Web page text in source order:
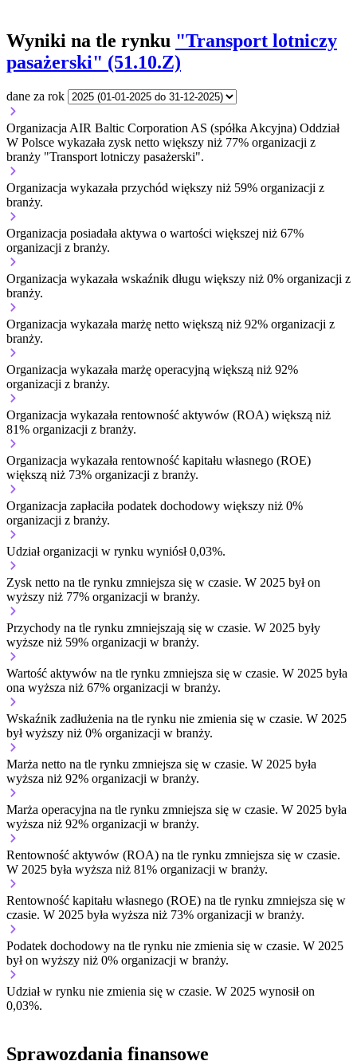
Wyniki na tle rynku "Transport lotniczy
pasażerski" (51.10.Z)
dane za rok
Organizacja AIR Baltic Corporation AS (spółka Akcyjna) Oddział
W Polsce wykazała zysk netto większy niż 77% organizacji z
branży "Transport lotniczy pasażerski".
Organizacja wykazała przychód większy niż 59% organizacji z
branży.
Organizacja posiadała aktywa o wartości większej niż 67%
organizacji z branży.
Organizacja wykazała wskaźnik długu większy niż 0% organizacji z
branży.
Organizacja wykazała marżę netto większą niż 92% organizacji z
branży.
Organizacja wykazała marżę operacyjną większą niż 92%
organizacji z branży.
Organizacja wykazała rentowność aktywów (ROA) większą niż
81% organizacji z branży.
Organizacja wykazała rentowność kapitału własnego (ROE)
większą niż 73% organizacji z branży.
Organizacja zapłaciła podatek dochodowy większy niż 0%
organizacji z branży.
Udział organizacji w rynku wyniósł 0,03%.
Zysk netto na tle rynku zmniejsza się w czasie. W 2025 był on
wyższy niż 77% organizacji w branży.
Przychody na tle rynku zmniejszają się w czasie. W 2025 były
wyższe niż 59% organizacji w branży.
Wartość aktywów na tle rynku zmniejsza się w czasie. W 2025 była
ona wyższa niż 67% organizacji w branży.
Wskaźnik zadłużenia na tle rynku nie zmienia się w czasie. W 2025
był wyższy niż 0% organizacji w branży.
Marża netto na tle rynku zmniejsza się w czasie. W 2025 była
wyższa niż 92% organizacji w branży.
Marża operacyjna na tle rynku zmniejsza się w czasie. W 2025 była
wyższa niż 92% organizacji w branży.
Rentowność aktywów (ROA) na tle rynku zmniejsza się w czasie.
W 2025 była wyższa niż 81% organizacji w branży.
Rentowność kapitału własnego (ROE) na tle rynku zmniejsza się w
czasie. W 2025 była wyższa niż 73% organizacji w branży.
Podatek dochodowy na tle rynku nie zmienia się w czasie. W 2025
był on wyższy niż 0% organizacji w branży.
Udział w rynku nie zmienia się w czasie. W 2025 wynosił on
0,03%.
Sprawozdania finansowe